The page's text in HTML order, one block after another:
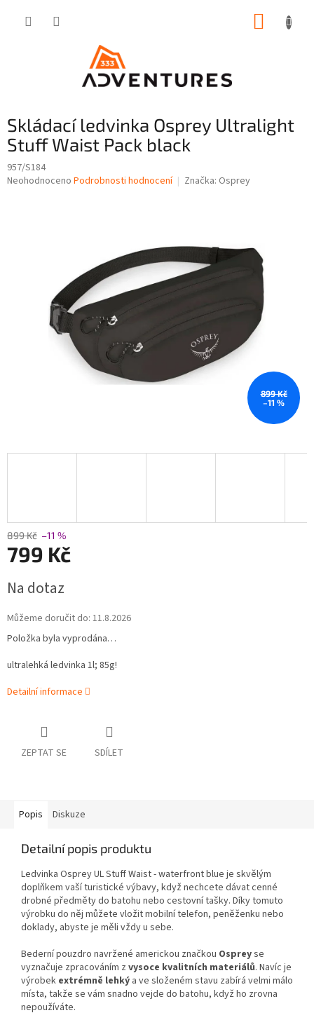
Skládací ledvinka Osprey Ultralight
Stuff Waist Pack black
957/S184
Průměrné
Neohodnoceno Podrobnosti hodnocení Značka: Osprey
899 Kč
–11 %
899 Kč –11 %
799 Kč
cena:
Na dotaz
Můžeme doručit do: 11.8.2026
Položka byla vyprodána…
ultralehká ledvinka 1l; 85g!
Detailní informace
ZEPTAT SE SDÍLET
Popis Diskuze
Detailní popis produktu
Ledvinka Osprey UL Stuff Waist - waterfront blue je skvělým
doplňkem vaší turistické výbavy, když nechcete dávat cenné
drobné předměty do batohu nebo cestovní tašky. Díky tomuto
výrobku do něj můžete vložit mobilní telefon, peněženku nebo
doklady, abyste je měli vždy u sebe.
Bederní pouzdro navržené americkou značkou Ospreyse
vyznačuje zpracováním z vysoce kvalitních materiálů. Navíc je
výrobek extrémně lehký a ve složeném stavu zabírá velmi málo
místa, takže se vám snadno vejde do batohu, když ho zrovna
nepoužíváte.